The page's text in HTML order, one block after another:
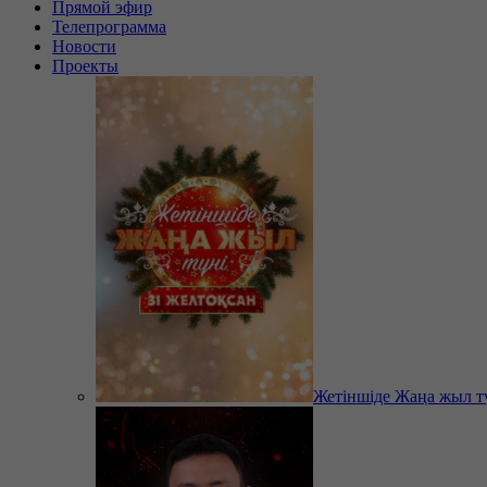
Прямой эфир
Телепрограмма
Новости
Проекты
Жетіншіде Жаңа жыл